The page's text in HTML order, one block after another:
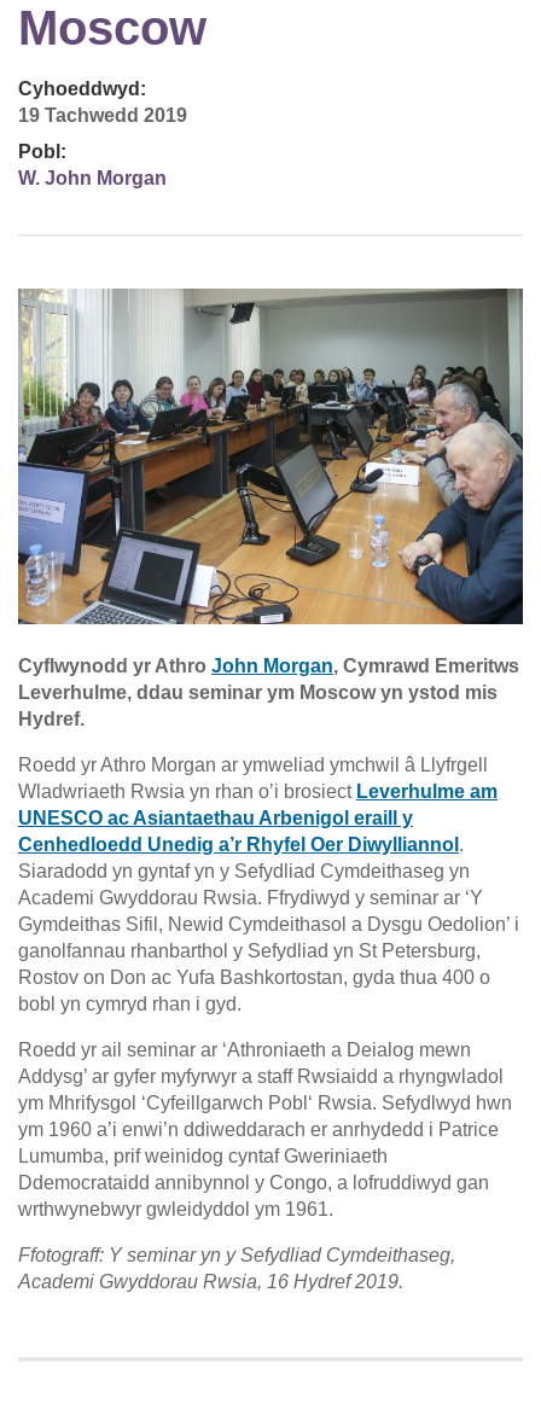
Moscow
Cyhoeddwyd:
19 Tachwedd 2019
Pobl:
W. John Morgan
Cyflwynodd yr Athro John Morgan, Cymrawd Emeritws
Leverhulme, ddau seminar ym Moscow yn ystod mis
Hydref.
Roedd yr Athro Morgan ar ymweliad ymchwil â Llyfrgell
Wladwriaeth Rwsia yn rhan o’i brosiect Leverhulme am
UNESCO ac Asiantaethau Arbenigol eraill y
Cenhedloedd Unedig a’r Rhyfel Oer Diwylliannol .
Siaradodd yn gyntaf yn y Sefydliad Cymdeithaseg yn
Academi Gwyddorau Rwsia. Ffrydiwyd y seminar ar ‘Y
Gymdeithas Sifil, Newid Cymdeithasol a Dysgu Oedolion’ i
ganolfannau rhanbarthol y Sefydliad yn St Petersburg,
Rostov on Don ac Yufa Bashkortostan, gyda thua 400 o
bobl yn cymryd rhan i gyd.
Roedd yr ail seminar ar ‘Athroniaeth a Deialog mewn
Addysg’ ar gyfer myfyrwyr a staff Rwsiaidd a rhyngwladol
ym Mhrifysgol ‘Cyfeillgarwch Pobl‘ Rwsia. Sefydlwyd hwn
ym 1960 a’i enwi’n ddiweddarach er anrhydedd i Patrice
Lumumba, prif weinidog cyntaf Gweriniaeth
Ddemocrataidd annibynnol y Congo, a lofruddiwyd gan
wrthwynebwyr gwleidyddol ym 1961.
Ffotograff: Y seminar yn y Sefydliad Cymdeithaseg,
Academi Gwyddorau Rwsia, 16 Hydref 2019.